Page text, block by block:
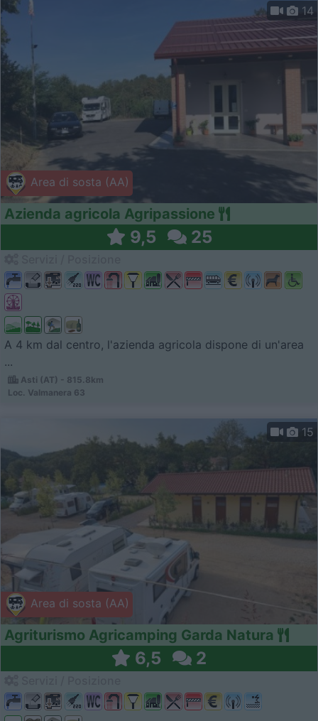
Area di sosta (AA)
14
Azienda agricola Agripassione
9,5 25
A 4 km dal centro, l'azienda agricola dispone di un'area
...
Asti (AT) - 815.8km
Loc. Valmanera 63
Area di sosta (AA)
15
Agriturismo Agricamping Garda Natura
6,5 2